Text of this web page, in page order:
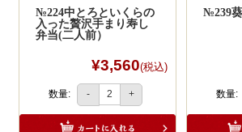
№224中とろといくらの
入った贅沢手まり寿し
弁当(二人前）
¥3,560(税込)
数量: - +
№239
数量: